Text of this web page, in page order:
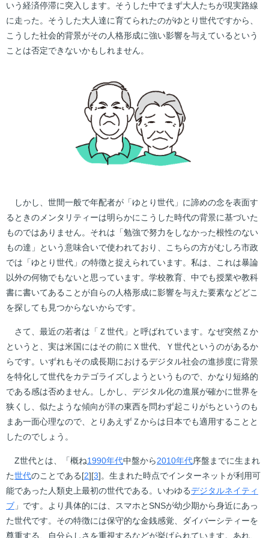
いう経済停滞に突入します。そうした中でまず大人たちが現実路線
に走った。そうした大人達に育てられたのがゆとり世代ですから、
こうした社会的背景がその人格形成に強い影響を与えているという
ことは否定できないかもしれません。
しかし、世間一般で年配者が「ゆとり世代」に諦めの念を表面す
るときのメンタリティーは明らかにこうした時代の背景に基づいた
ものではありません。それは「勉強で努力をしなかった根性のない
もの達」という意味合いで使われており、こちらの方がむしろ市政
では「ゆとり世代」の特徴と捉えられています。私は、これは暴論
以外の何物でもないと思っています。学校教育、中でも授業や教科
書に書いてあることが自らの人格形成に影響を与えた要素などどこ
を探しても見つからないからです。
さて、最近の若者は「Ｚ世代」と呼ばれています。なぜ突然Ｚか
というと、実は米国にはその前にＸ世代、Ｙ世代というのがあるか
らです。いずれもその成長期におけるデジタル社会の進捗度に背景
を特化して世代をカテゴライズしようというもので、かなり短絡的
である感は否めません。しかし、デジタル化の進展が確かに世界を
狭くし、似たような傾向が洋の東西を問わず起こりがちというのも
まあ一面心理なので、とりあえずＺからは日本でも適用することと
したのでしょう。
Z世代とは、「概ね1990年代中盤から2010年代序盤までに生まれ
た世代のことである[2][3]。生まれた時点でインターネットが利用可
能であった人類史上最初の世代である。いわゆるデジタルネイティ
ブ 」です。より具体的には、スマホとSNSが幼少期から身近にあっ
た世代です。その特徴には保守的な金銭感覚、ダイバーシティーを
尊重する、自分らしさを重視するなどが挙げられています。あれ、